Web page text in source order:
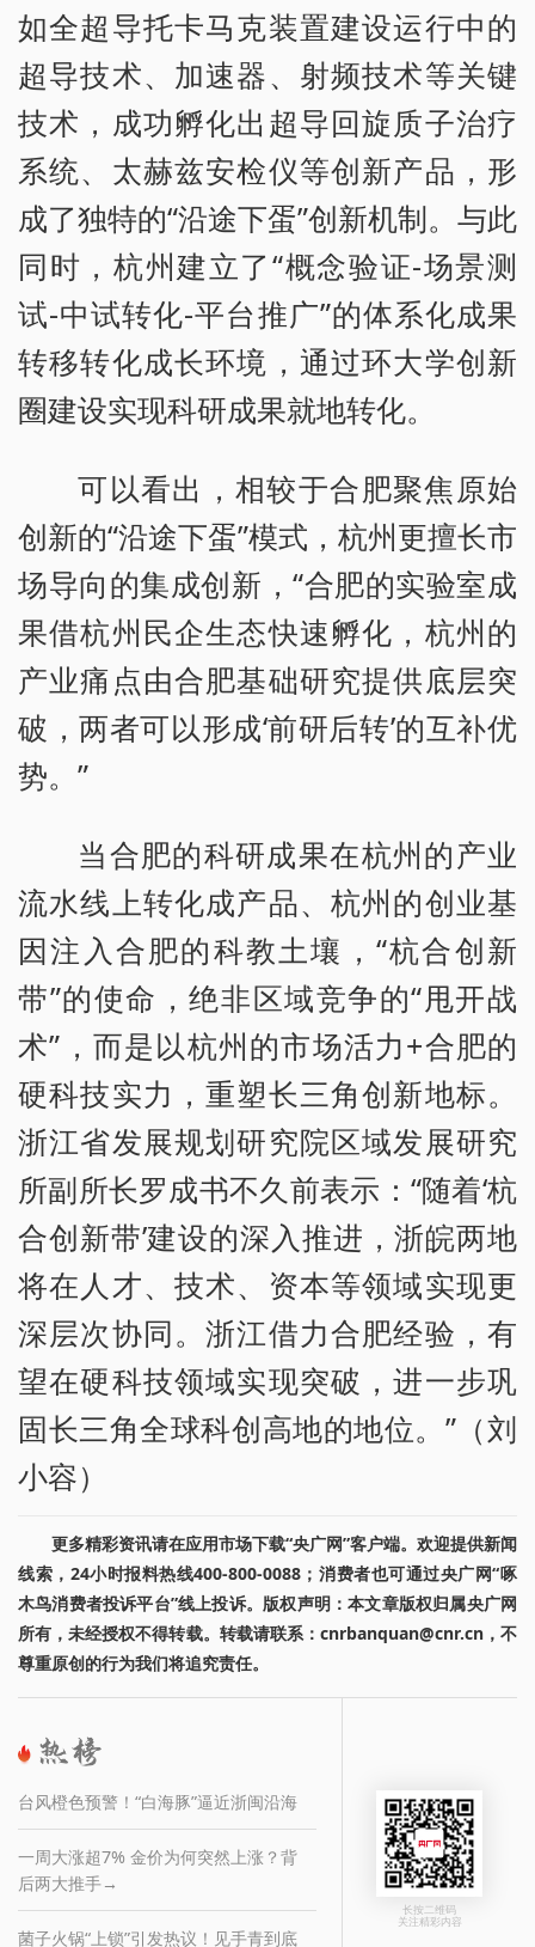
如全超导托卡马克装置建设运行中的
超导技术、加速器、射频技术等关键
技术，成功孵化出超导回旋质子治疗
系统、太赫兹安检仪等创新产品，形
成了独特的“沿途下蛋”创新机制。与此
同时，杭州建立了“概念验证-场景测
试-中试转化-平台推广”的体系化成果
转移转化成长环境，通过环大学创新
圈建设实现科研成果就地转化。
可以看出，相较于合肥聚焦原始
创新的“沿途下蛋”模式，杭州更擅长市
场导向的集成创新，“合肥的实验室成
果借杭州民企生态快速孵化，杭州的
产业痛点由合肥基础研究提供底层突
破，两者可以形成‘前研后转’的互补优
势。”
当合肥的科研成果在杭州的产业
流水线上转化成产品、杭州的创业基
因注入合肥的科教土壤，“杭合创新
带”的使命，绝非区域竞争的“甩开战
术”，而是以杭州的市场活力+合肥的
硬科技实力，重塑长三角创新地标。
浙江省发展规划研究院区域发展研究
所副所长罗成书不久前表示：“随着‘杭
合创新带’建设的深入推进，浙皖两地
将在人才、技术、资本等领域实现更
深层次协同。浙江借力合肥经验，有
望在硬科技领域实现突破，进一步巩
固长三角全球科创高地的地位。”（刘
小容）
更多精彩资讯请在应用市场下载“央广网”客户端。欢迎提供新闻
线索，24小时报料热线400-800-0088；消费者也可通过央广网“啄
木鸟消费者投诉平台”线上投诉。版权声明：本文章版权归属央广网
所有，未经授权不得转载。转载请联系：cnrbanquan@cnr.cn，不
尊重原创的行为我们将追究责任。
台风橙色预警！“白海豚”逼近浙闽沿海
一周大涨超7% 金价为何突然上涨？背
后两大推手→
菌子火锅“上锁”引发热议！见手青到底
长按二维码
关注精彩内容